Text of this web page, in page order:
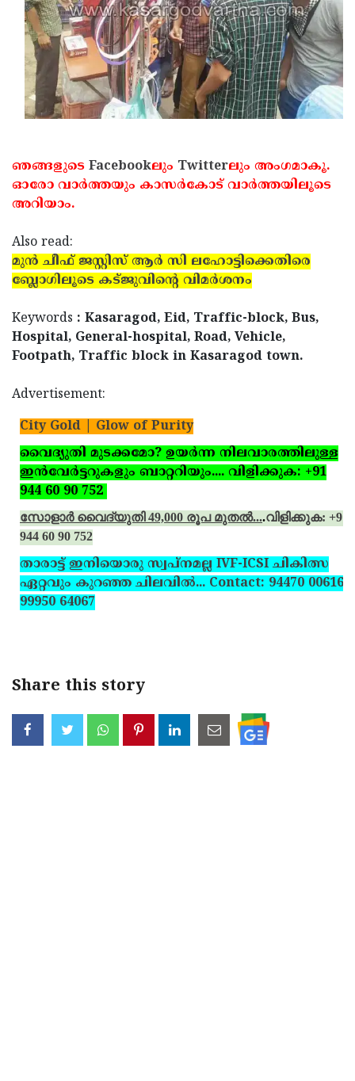
ഞങ്ങളുടെ Facebookലും Twitterലും അംഗമാകൂ.
ഓരോ വാര്‍ത്തയും കാസര്‍കോട് വാര്‍ത്തയിലൂടെ
അറിയാം.
Also read:
മുന്‍ ചീഫ് ജസ്റ്റിസ് ആര്‍ സി ലഹോട്ടിക്കെതിരെ
ബ്ലോഗിലൂടെ കട്ജുവിന്റെ വിമര്‍ശനം
Keywords : Kasaragod, Eid, Traffic-block, Bus,
Hospital, General-hospital, Road, Vehicle,
Footpath, Traffic block in Kasaragod town.
Advertisement:
City Gold | Glow of Purity
വൈദ്യുതി മുടക്കമോ? ഉയര്‍ന്ന നിലവാരത്തിലുള്ള
ഇന്‍വേര്‍ട്ടറുകളും ബാറ്ററിയും.... വിളിക്കുക: +91
944 60 90 752
സോളാര്‍ വൈദ്യുതി 49,000 രൂപ മുതല്‍....വിളിക്കുക: +91
944 60 90 752
താരാട്ട് ഇനിയൊരു സ്വപ്‌നമല്ല IVF-ICSI ചികിത്സ
ഏറ്റവും കുറഞ്ഞ ചിലവില്‍... Contact: 94470 00616,
99950 64067
Share this story